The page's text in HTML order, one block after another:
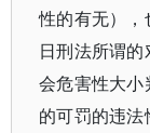
性的有无）
日刑法所谓
会危害性大小
的可罚的违